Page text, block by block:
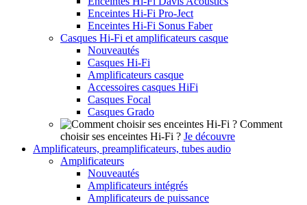
Enceintes Hi-Fi Pro-Ject
Enceintes Hi-Fi Sonus Faber
Casques Hi-Fi et amplificateurs casque
Nouveautés
Casques Hi-Fi
Amplificateurs casque
Accessoires casques HiFi
Casques Focal
Casques Grado
Comment
choisir ses enceintes Hi-Fi ? Je découvre
Amplificateurs, preamplificateurs, tubes audio
Amplificateurs
Nouveautés
Amplificateurs intégrés
Amplificateurs de puissance